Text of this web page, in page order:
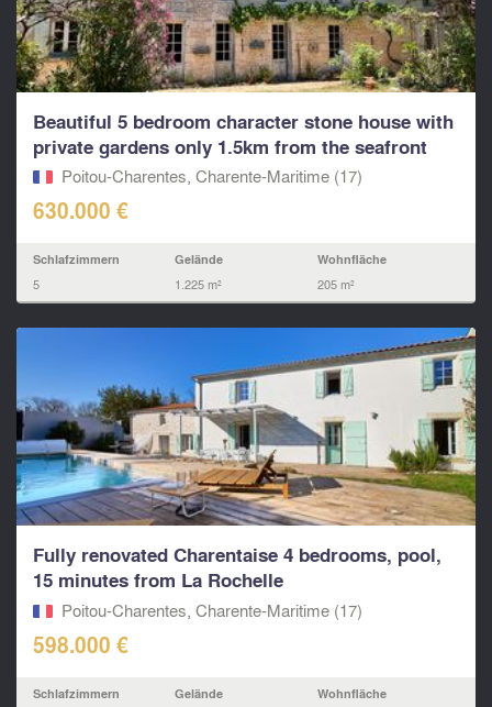
Beautiful 5 bedroom character stone house with
private gardens only 1.5km from the seafront
Poitou-Charentes, Charente-Maritime (17)
630.000 €
Schlafzimmern
5
Gelände
1.225 m²
Wohnfläche
205 m²
Fully renovated Charentaise 4 bedrooms, pool,
15 minutes from La Rochelle
Poitou-Charentes, Charente-Maritime (17)
598.000 €
Schlafzimmern Gelände Wohnfläche